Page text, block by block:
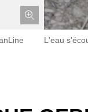
L'eau